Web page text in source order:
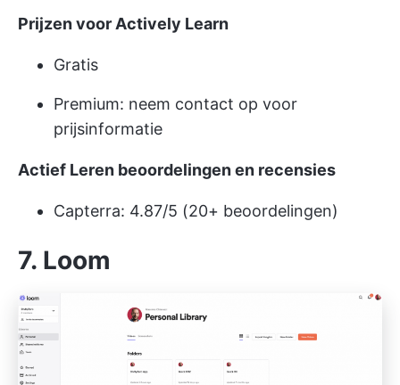
Prijzen voor Actively Learn
Gratis
Premium: neem contact op voor
prijsinformatie
Actief Leren beoordelingen en recensies
Capterra: 4.87/5 (20+ beoordelingen)
7. Loom